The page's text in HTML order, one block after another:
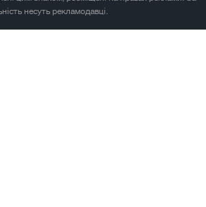
несуть рекламодавці.